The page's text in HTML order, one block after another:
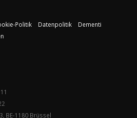
Politik Datenpolitik
Dementi
BE-1180 Brüssel